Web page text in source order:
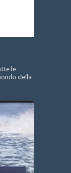
le
della